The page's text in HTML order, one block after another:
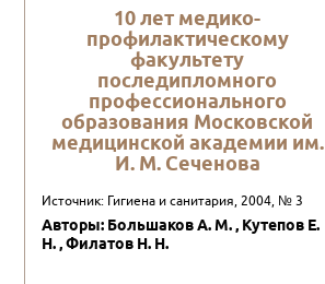
10 лет медико-
профилактическому
факультету
последипломного
профессионального
образования Московской
медицинской академии им.
И. М. Сеченова
Источник: Гигиена и санитария, 2004, № 3
Авторы: Большаков А. М. , Кутепов Е.
Н. , Филатов Н. Н.